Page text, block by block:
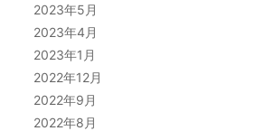
2023年5月
2023年4月
2023年1月
2022年12月
2022年9月
2022年8月